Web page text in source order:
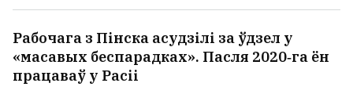
Рабочага з Пінска асудзілі за ўдзел у
«масавых беспарадках». Пасля 2020‑га ён
працаваў у Расіі